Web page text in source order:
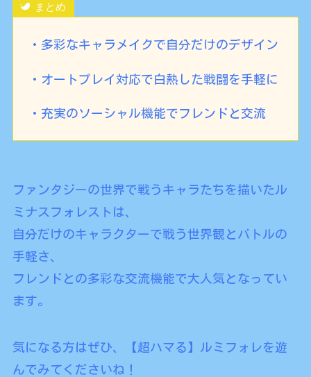
まとめ
・多彩なキャラメイクで自分だけのデザイン
・オートプレイ対応で白熱した戦闘を手軽に
・充実のソーシャル機能でフレンドと交流
ファンタジーの世界で戦うキャラたちを描いたル
ミナスフォレストは、
自分だけのキャラクターで戦う世界観とバトルの
手軽さ、
フレンドとの多彩な交流機能で大人気となってい
ます。
気になる方はぜひ、【超ハマる】ルミフォレを遊
んでみてくださいね！